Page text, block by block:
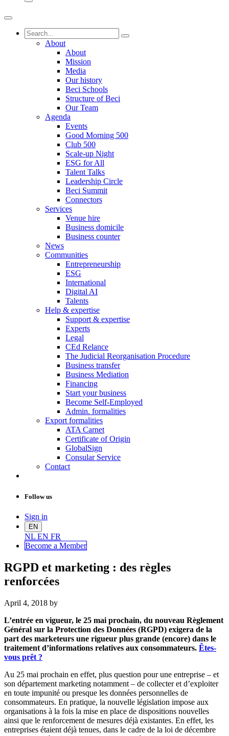
About
About
Mission
Media
Our history
Beci Schools
Structure of Beci
Our Team
Agenda
Events
Good Morning 500
Club 500
Scale-up Night
ESG for All
Talent Talks
Leadership Circle
Beci Summit
Connectors
Services
Venue hire
Business domicile
Business counter
News
Communities
Entrepreneurship
ESG
International
Digital AI
Talents
Help & expertise
Support & expertise
Experts
Legal
CEd Relance
The Judicial Reorganisation Procedure
Business transfer
Business Mediation
Financing
Start your business
Become Self-Employed
Admin. formalities
Export formalities
ATA Carnet
Certificate of Origin
GlobalSign
Consular Service
Contact
Follow us
Sign in
EN
NL EN FR
Become a Member
RGPD et marketing : des règles
renforcées
April 4, 2018 by
L’entrée en vigueur, le 25 mai prochain, du nouveau Règlement
Général sur la Protection des Données (RGPD) exigera de la
part des marketeurs une rigueur plus grande (encore) dans le
traitement d’informations relatives aux consommateurs. Êtes-
vous prêt ?
Au 25 mai prochain en effet, plus question pour une entreprise – et
son département marketing notamment – de collecter et d’exploiter
en toute impunité ou presque les données personnelles de
consommateurs. En pratique, la nouvelle législation impose aux
organisations à la fois la mise en place de dispositions nouvelles
ainsi que le renforcement de mesures déjà existantes. En effet, les
entreprises étaient déjà tenues, dans le cadre de la loi de décembre